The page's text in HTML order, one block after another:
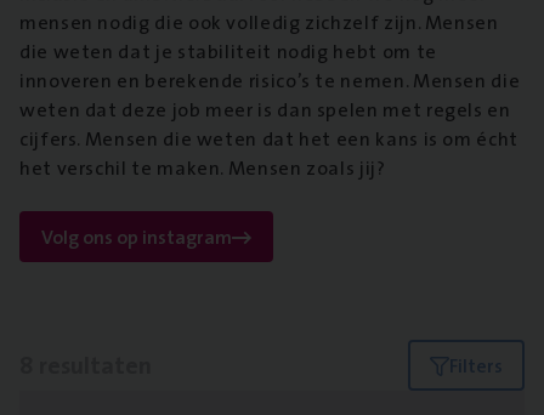
mensen nodig die ook volledig zichzelf zijn. Mensen
die weten dat je stabiliteit nodig hebt om te
innoveren en berekende risico’s te nemen. Mensen die
weten dat deze job meer is dan spelen met regels en
cijfers. Mensen die weten dat het een kans is om écht
het verschil te maken. Mensen zoals jij?
Volg ons op instagram
Filters